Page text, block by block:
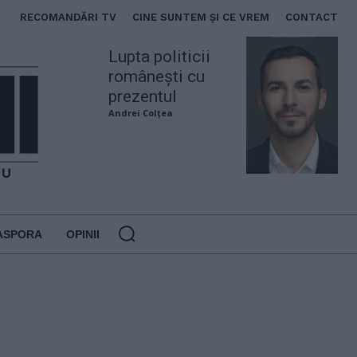
RECOMANDĂRI TV CINE SUNTEM ȘI CE VREM CONTACT
Lupta politicii
românești cu
prezentul
Andrei Colțea
OPINII